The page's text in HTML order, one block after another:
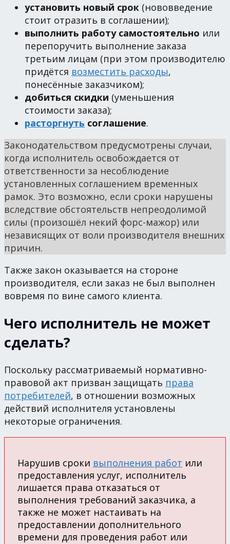
установить новый срок (нововведение
стоит отразить в соглашении);
выполнить работу самостоятельно или
перепоручить выполнение заказа
третьим лицам (при этом производителю
придётся возместить расходы,
понесённые заказчиком);
добиться скидки (уменьшения
стоимости заказа);
расторгнуть соглашение.
Законодательством предусмотрены случаи,
когда исполнитель освобождается от
ответственности за несоблюдение
установленных соглашением временных
рамок. Это возможно, если сроки нарушены
вследствие обстоятельств непреодолимой
силы (произошёл некий форс-мажор) или
независящих от воли производителя внешних
причин.
Также закон оказывается на стороне
производителя, если заказ не был выполнен
вовремя по вине самого клиента.
Чего исполнитель не может
сделать?
Поскольку рассматриваемый нормативно-
правовой акт призван защищать права
потребителей, в отношении возможных
действий исполнителя установлены
некоторые ограничения.
Нарушив сроки выполнения работ или
предоставления услуг, исполнитель
лишается права отказаться от
выполнения требований заказчика, а
также не может настаивать на
предоставлении дополнительного
времени для проведения работ или